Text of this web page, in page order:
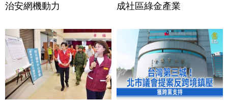
治安網機動力
成社區綠金產業